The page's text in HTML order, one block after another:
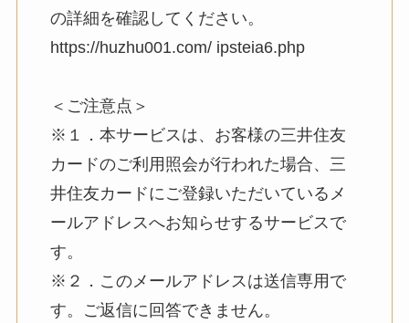
の詳細を確認してください。
https://huzhu001.com/ ipsteia6.php
＜ご注意点＞
※１．本サービスは、お客様の三井住友
カードのご利用照会が行われた場合、三
井住友カードにご登録いただいているメ
ールアドレスへお知らせするサービスで
す。
※２．このメールアドレスは送信専用で
す。ご返信に回答できません。